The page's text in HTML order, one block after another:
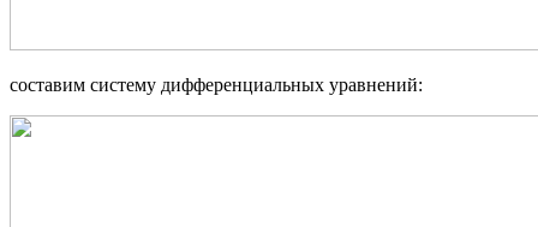
составим систему дифференциальных уравнений: